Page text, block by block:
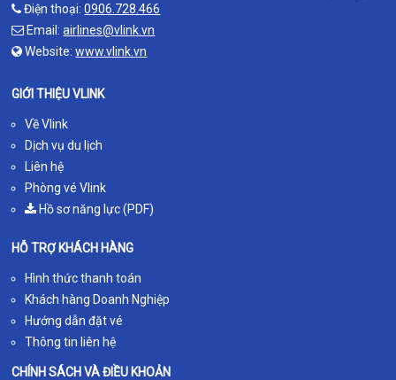
Điện thoại:0906.728.466
Email:airlines@vlink.vn
Website:www.vlink.vn
GIỚI THIỆU VLINK
Về Vlink
Dịch vụ du lịch
Liên hệ
Phòng vé Vlink
Hồ sơ năng lực (PDF)
HỖ TRỢ KHÁCH HÀNG
Hình thức thanh toán
Khách hàng Doanh Nghiệp
Hướng dẫn đặt vé
Thông tin liên hệ
CHÍNH SÁCH VÀ ĐIỀU KHOẢN